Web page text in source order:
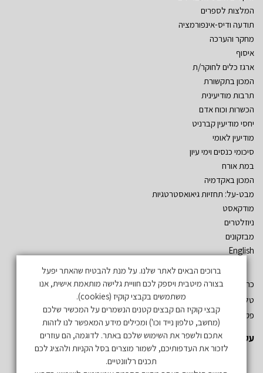
המלצות לספרים
תודעה ודיס-אינפורמציה
מחקר והערכה
איסוף
ארגז כלים לחוקר/ת
המכון בתקשורת
תרבות מודיעינית
הכשרות וכוח אדם
יחסי מודיעין קברניט
מודיעין לאומי
סיכומי כנסים וימי עיון
במת אורח
המכון באקדמיה
מבט-על: תחזיות גיאואסטרטגיות
מודקאסט
ניוזלטרים
מבזקונים
English
כתובת: שד´ אהרון יריב – גלילות. ת.ד. 3555 רמת השרון 47134
טל: 03-5497019
פקס: 03-5497731
עקבו אחרינו
ברוכים הבאים לאתר שלנו. על מנת להבטיח שהאתר יפעל
בצורה מיטבית ויספק לכם חוויית גלישה מותאמת אישית, אנו
משתמשים בקבצי קוקיז (cookies).
קבצי קוקיז הם קבצים קטנים הנשמרים על המכשיר שלכם
(מחשב, טלפון נייד וכו') ומכילים מידע המאפשר לנו לזהות
אתכם ולשפר את השימוש שלכם באתר. לדוגמה, הם עוזרים
לזכור את העדפותיכם, לשמור מוצרים בסל הקניות ולהציג לכם
תכנים רלוונטיים.